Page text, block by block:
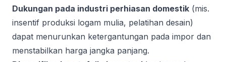
Dukungan pada industri perhiasan domestik (mis.
insentif produksi logam mulia, pelatihan desain)
dapat menurunkan ketergantungan pada impor dan
menstabilkan harga jangka panjang.